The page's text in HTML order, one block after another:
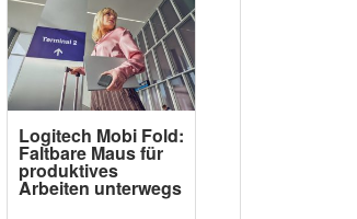
Logitech Mobi Fold:
Faltbare Maus für
produktives
Arbeiten unterwegs